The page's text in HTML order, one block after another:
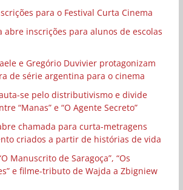
para o Festival Curta Cinema
abre inscrições para alunos de escolas
e Gregório Duvivier protagonizam
de série argentina para o cinema
se pelo distributivismo e divide
“Manas” e “O Agente Secreto”
chamada para curta-metragens
criados a partir de histórias de vida
Manuscrito de Saragoça”, “Os
e filme-tributo de Wajda a Zbigniew